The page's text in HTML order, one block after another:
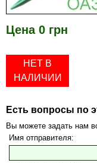
Цена 0 грн
НЕТ В
НАЛИЧИИ
Есть вопросы по
Вы можете задать нам
Имя отправителя: